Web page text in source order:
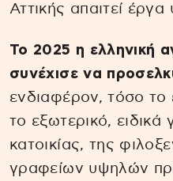
Αττικής απαιτεί
Το 2025 η ελληνική
συνέχισε να
ενδιαφέρον, τόσο το
το εξωτερικό, ειδικά
κατοικίας, της
γραφείων υψηλών